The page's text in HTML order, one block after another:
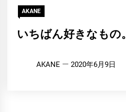
AKANE
いちばん好きなもの。
AKANE 2020年6月9日